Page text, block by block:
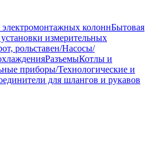
колоннБытовая
измерительных
рольставен/Насосы/
РазъемыКотлы и
приборы/Технологические и
для шлангов и рукавов